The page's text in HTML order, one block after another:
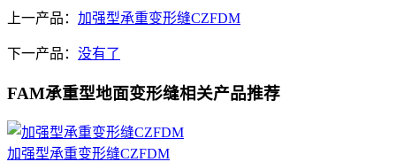
上一产品： 加强型承重变形缝CZFDM
下一产品： 没有了
FAM承重型地面变形缝相关产品推荐
加强型承重变形缝CZFDM